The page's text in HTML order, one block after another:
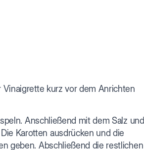
kurz vor dem Anrichten
Anschließend mit dem Salz und
Karotten ausdrücken und die
geben. Abschließend die restlichen